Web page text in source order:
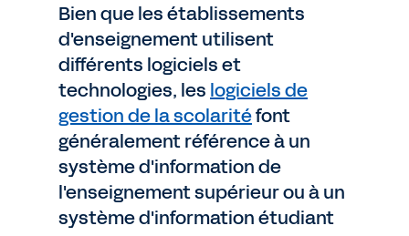
Bien que les établissements
d'enseignement utilisent
différents logiciels et
technologies, les logiciels de
gestion de la scolaritéfont
généralement référence à un
système d'information de
l'enseignement supérieur ou à un
système d'information étudiant